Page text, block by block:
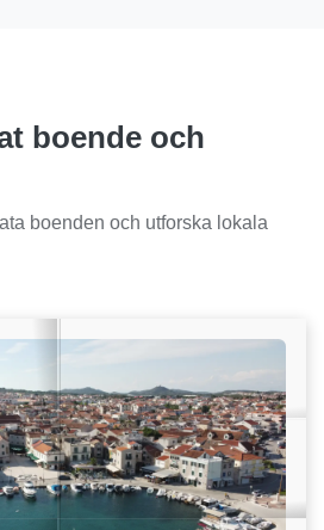
boende och
boenden och utforska lokala